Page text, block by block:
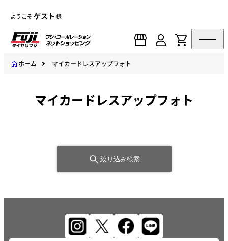
ようこそゲスト 様
ホーム マイカードレスアップフォト
マイカードレスアップフォト
絞り込み検索